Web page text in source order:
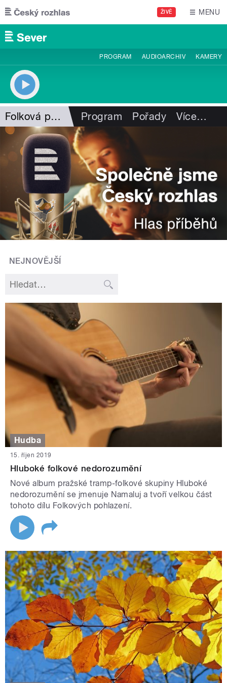
Přejít k hlavnímu obsahu
ŽIVĚ MENU
PROGRAM AUDIOARCHIV KAMERY
Folková pohlazení Program Pořady Více…
NEJNOVĚJŠÍ
Hudba
15. říjen 2019
Hluboké folkové nedorozumění
Nové album pražské tramp-folkové skupiny Hluboké
nedorozumění se jmenuje Namaluj a tvoří velkou část
tohoto dílu Folkových pohlazení.